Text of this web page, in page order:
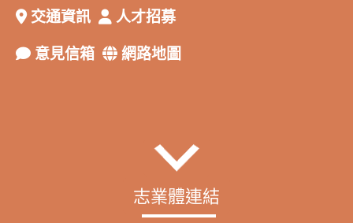
交通資訊
人才招募
意見信箱
網路地圖
志業體連結